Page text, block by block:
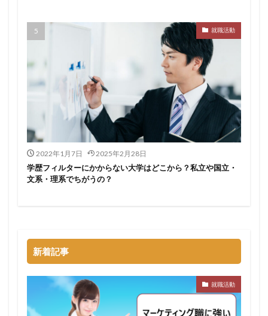
就職活動
2022年1月7日 2025年2月28日
学歴フィルターにかからない大学はどこから？私立や国立・
文系・理系でちがうの？
新着記事
就職活動
CAMPUS CAREER
20代
dodaキャンパス
2025卒
2024卒
2024
2023 1年目
1ヵ月未満
DiG UP CAREER DYM就職
Sier
SE Re就活
Premiumスカウト
pacebox
ONECAREER OfferBox
NNT
Meets Company
Maenomery
JOBRASS新卒
JAIC
やめても生きていける
みなし手当
やり方
ミーツカンパニー